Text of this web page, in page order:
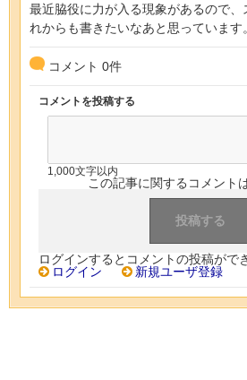
最近脇役に力が入る現象があるので、
れからも書きたいなあと思っています。
コメント 0件
コメントを投稿する
1,000文字以内
この記事に関するコメント
ログインするとコメントの投稿がで
ログイン
新規ユーザ登録